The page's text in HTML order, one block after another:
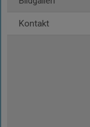
Kontakt